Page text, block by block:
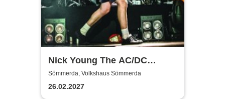
Nick Young The AC/DC
Master-Band
Sömmerda, Volkshaus Sömmerda
26.02.2027